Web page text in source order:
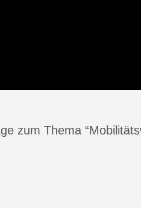
zum Thema